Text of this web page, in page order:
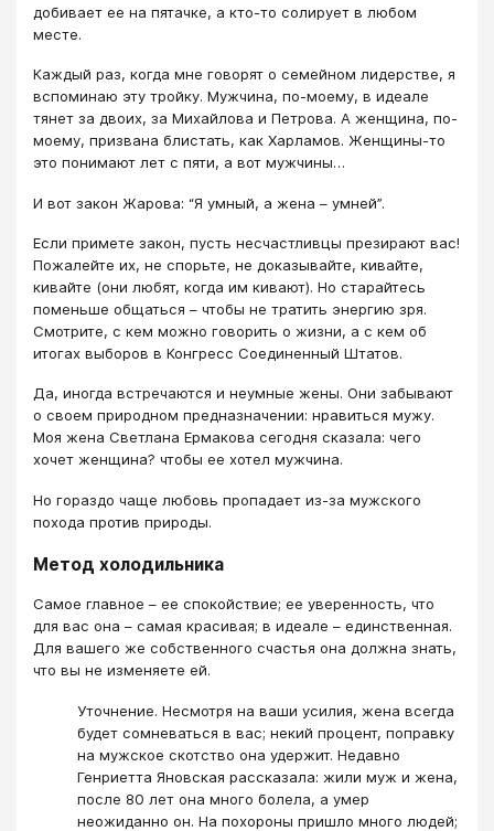
добивает ее на пятачке, а кто-то солирует в любом
месте.
Каждый раз, когда мне говорят о семейном лидерстве, я
вспоминаю эту тройку. Мужчина, по-моему, в идеале
тянет за двоих, за Михайлова и Петрова. А женщина, по-
моему, призвана блистать, как Харламов. Женщины-то
это понимают лет с пяти, а вот мужчины…
И вот закон Жарова: “Я умный, а жена – умней”.
Если примете закон, пусть несчастливцы презирают вас!
Пожалейте их, не спорьте, не доказывайте, кивайте,
кивайте (они любят, когда им кивают). Но старайтесь
поменьше общаться – чтобы не тратить энергию зря.
Смотрите, с кем можно говорить о жизни, а с кем об
итогах выборов в Конгресс Соединенный Штатов.
Да, иногда встречаются и неумные жены. Они забывают
о своем природном предназначении: нравиться мужу.
Моя жена Светлана Ермакова сегодня сказала: чего
хочет женщина? чтобы ее хотел мужчина.
Но гораздо чаще любовь пропадает из-за мужского
похода против природы.
Метод холодильника
Самое главное – ее спокойствие; ее уверенность, что
для вас она – самая красивая; в идеале – единственная.
Для вашего же собственного счастья она должна знать,
что вы не изменяете ей.
Уточнение. Несмотря на ваши усилия, жена всегда
будет сомневаться в вас; некий процент, поправку
на мужское скотство она удержит. Недавно
Генриетта Яновская рассказала: жили муж и жена,
после 80 лет она много болела, а умер
неожиданно он. На похороны пришло много людей;